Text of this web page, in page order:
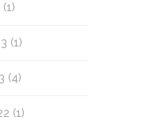
(1)
(1)
(4)
(1)